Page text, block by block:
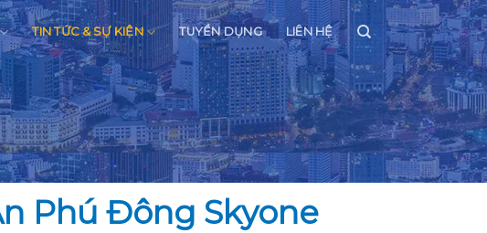
TIN TỨC & SỰ KIỆN TUYỂN DỤNG LIÊN HỆ
Phú Đông Skyone